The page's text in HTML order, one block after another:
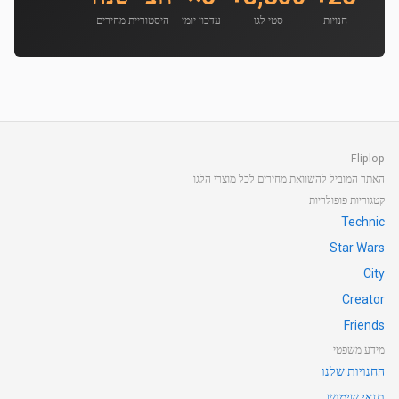
חנויות סטי לגו עדכון יומי היסטוריית מחירים
Fliplop
האתר המוביל להשוואת מחירים לכל מוצרי הלגו
קטגוריות פופולריות
Technic
Star Wars
City
Creator
Friends
מידע משפטי
החנויות שלנו